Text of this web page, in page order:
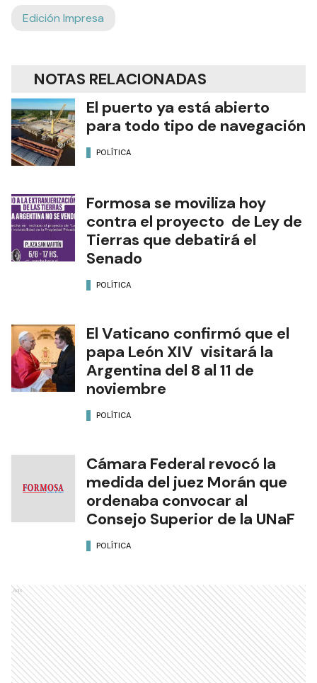
Edición Impresa
NOTAS RELACIONADAS
El puerto ya está abierto
para todo tipo de navegación
POLÍTICA
Formosa se moviliza hoy
contra el proyecto de Ley de
Tierras que debatirá el
Senado
POLÍTICA
El Vaticano confirmó que el
papa León XIV visitará la
Argentina del 8 al 11 de
noviembre
POLÍTICA
Cámara Federal revocó la
medida del juez Morán que
ordenaba convocar al
Consejo Superior de la UNaF
POLÍTICA
Ads